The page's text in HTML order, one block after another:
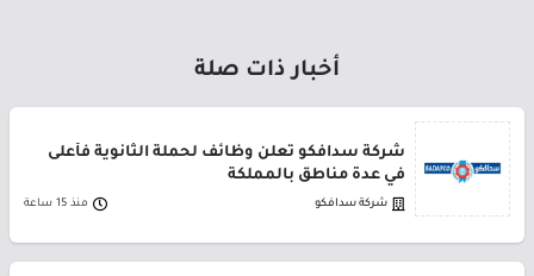
أخبار ذات صلة
شركة سدافكو تعلن وظائف لحملة الثانوية فأعلى
في عدة مناطق بالمملكة
شركة سدافكو منذ 15 ساعة